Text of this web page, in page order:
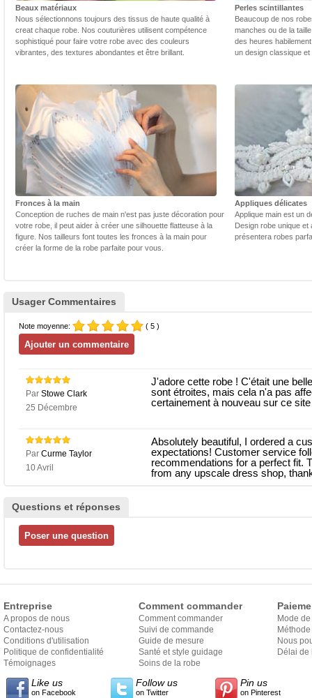
Beaux matériaux
Nous sélectionnons toujours des tissus de haute qualité à
creat chaque robe. Nos couturières utilisent compétence
sophistiqué pour faire votre robe avec des couleurs
vibrantes, des textures abondantes et être brillant.
Perles scintillantes
Beaucoup de nos
manches ou de la
des heures
un design classique
Fronces à la main
Conception de ruches de main n'est pas juste décoration pour
votre robe, il peut aider à créer une silhouette flatteuse à la
figure. Nos tailleurs font toutes les fronces à la main pour
créer la forme de la robe parfaite pour vous.
Appliques délicates
Applique main est un
Design robe unique
présentera robes
Usager Commentaires
Note moyenne: ( 5 )
Par Stowe Clark
25 Décembre
J'adore cette robe ! C'était une
sont étroites, mais cela n'a pas
certainement à nouveau sur ce
Par Curme Taylor
10 Avril
Absolutely beautiful, I ordered a
expectations! Customer service
recommendations for a perfect fit.
from any upscale dress shop,
Questions et réponses
Entreprise
A propos de nous
Contactez-nous
Conditions d'utilisation
Politique de confidentialité
Témoignages
Comment commander
Comment commander
Suivi de commande
Guide de mesure
Santé et style guidage
Soins de la robe
Mode
Nous
Délai de
Like us
on Facebook
Follow us
on Twitter
Pin us
on Pinterest